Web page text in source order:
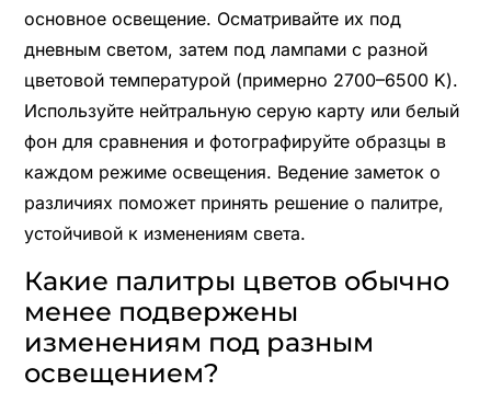
основное освещение. Осматривайте их под
дневным светом, затем под лампами с разной
цветовой температурой (примерно 2700–6500 K).
Используйте нейтральную серую карту или белый
фон для сравнения и фотографируйте образцы в
каждом режиме освещения. Ведение заметок о
различиях поможет принять решение о палитре,
устойчивой к изменениям света.
Какие палитры цветов обычно
менее подвержены
изменениям под разным
освещением?